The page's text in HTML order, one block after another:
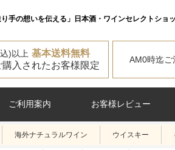
手の想いを伝える」日本酒・ワインセレクトショ
)以上 基本送料無料
入されたお客様限定
AM0時迄ご
ご利用案内 お客様レビュー
海外ナチュラルワイン ウイスキー